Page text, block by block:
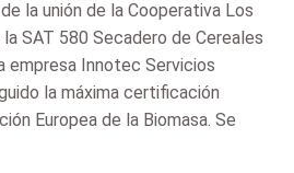
la unión de la Cooperativa Los
SAT 580 Secadero de Cereales
empresa Innotec Servicios
la máxima certificación
Europea de la Biomasa. Se